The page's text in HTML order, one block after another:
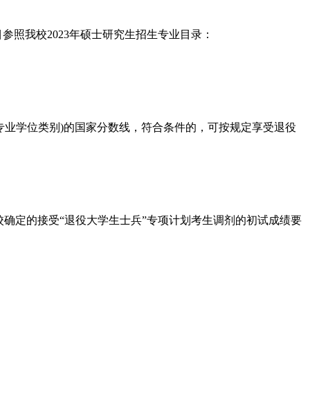
我校2023年硕士研究生招生专业目录：
学位类别)的国家分数线，符合条件的，可按规定享受退役
定的接受“退役大学生士兵”专项计划考生调剂的初试成绩要